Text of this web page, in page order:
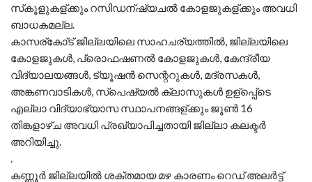
സ്‌കൂളുകള്ക്കും റസിഡന്ഷ്യചല്‍ കോളജുകള്ക്കും അവധി
ബാധകമല്ല.
കാസര്കോ്ട് ജില്ലയിലെ സാഹചര്യത്തില്‍, ജില്ലയിലെ
കോളജുകള്‍, പ്രൊഫഷണല്‍ കോളജുകള്‍, കേന്ദ്രീയ
വിദ്യാലയങ്ങള്‍, ട്യൂഷന്‍ സെന്ററുകള്‍, മദ്രസകള്‍,
അങ്കണവാടികള്‍, സ്‌പെഷ്യല്‍ ക്ലാസുകള്‍ ഉള്പ്പെ്ടെ
എല്ലാ വിദ്യാഭ്യാസ സ്ഥാപനങ്ങള്ക്കും ജൂണ്‍ 16
തിങ്കളാഴ്ച അവധി പ്രഖ്യാപിച്ചതായി ജില്ലാ കലക്ടര്‍
അറിയിച്ചു.
.
കണ്ണൂർ ജില്ലയിൽ ശക്തമായ മഴ കാരണം റെഡ് അലർട്ട്